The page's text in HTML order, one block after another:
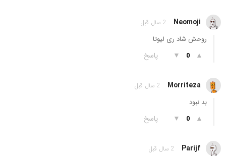
Neomoji 2 سال قبل
روحش شاد ری لیوتا
▲
0
▼ پاسخ
Morriteza 2 سال قبل
بد نبود
▲
0
▼ پاسخ
Parijf 2 سال قبل